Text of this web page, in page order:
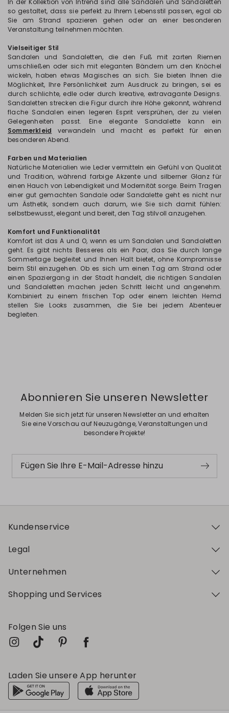
so gestaltet, dass sie perfekt zu Ihrem Lebensstil passen, egal ob
Sie am Strand spazieren gehen oder an einer besonderen
Veranstaltung teilnehmen möchten.
Vielseitiger Stil
Sandalen und Sandaletten, die den Fuß mit zarten Riemen
umschließen oder sich mit eleganten Bändern um den Knöchel
wickeln, haben etwas Magisches an sich. Sie bieten Ihnen die
Möglichkeit, Ihre Persönlichkeit zum Ausdruck zu bringen, sei es
durch schlichte, edle oder durch kreative, extravagante Designs.
Sandaletten strecken die Figur durch ihre Höhe gekonnt, während
flache Sandalen einen legeren Esprit versprühen, der zu vielen
Gelegenheiten passt. Eine elegante Sandalette kann ein
Sommerkleid verwandeln und macht es perfekt für einen
besonderen Abend.
Farben und Materialien
Natürliche Materialien wie Leder vermitteln ein Gefühl von Qualität
und Tradition, während farbige Akzente und silberner Glanz für
einen Hauch von Lebendigkeit und Modernität sorge. Beim Tragen
einer gut gemachten Sandale oder Sandalette geht es nicht nur
um Ästhetik, sondern auch darum, wie Sie sich damit fühlen:
selbstbewusst, elegant und bereit, den Tag stilvoll anzugehen.
Komfort und Funktionalität
Komfort ist das A und O, wenn es um Sandalen und Sandaletten
geht. Es gibt nichts Besseres als ein Paar, das Sie durch lange
Sommertage begleitet und Ihnen Halt bietet, ohne Kompromisse
beim Stil einzugehen. Ob es sich um einen Tag am Strand oder
einen Spaziergang in der Stadt handelt, die richtigen Sandalen
und Sandaletten machen jeden Schritt leicht und angenehm.
Kombiniert zu einem frischen Top oder einem leichten Hemd
stellen Sie Looks zusammen, die Sie bei jedem Abenteuer
begleiten.
Abonnieren Sie unseren Newsletter
Melden Sie sich jetzt für unseren Newsletter an und erhalten
Sie eine Vorschau auf Neuzugänge, Veranstaltungen und
besondere Projekte!
Fügen Sie Ihre E-Mail-Adresse hinzu
Kundenservice
Legal
Unternehmen
Shopping und Services
Folgen Sie uns
Laden Sie unsere App herunter